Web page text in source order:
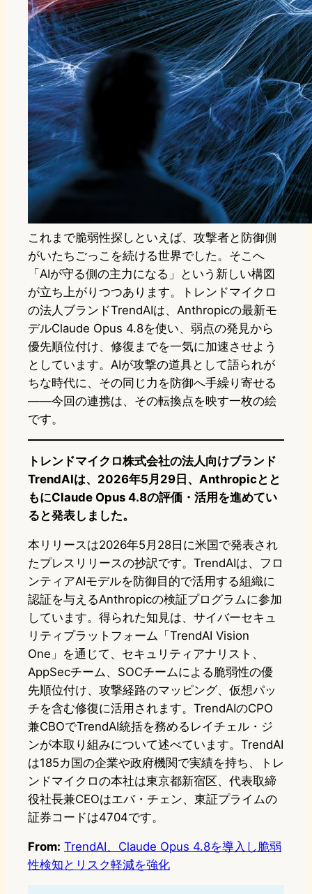
これまで脆弱性探しといえば、攻撃者と防御側
がいたちごっこを続ける世界でした。そこへ
「AIが守る側の主力になる」という新しい構図
が立ち上がりつつあります。トレンドマイクロ
の法人ブランドTrendAIは、Anthropicの最新モ
デルClaude Opus 4.8を使い、弱点の発見から
優先順位付け、修復までを一気に加速させよう
としています。AIが攻撃の道具として語られが
ちな時代に、その同じ力を防御へ手繰り寄せる
——今回の連携は、その転換点を映す一枚の絵
です。
トレンドマイクロ株式会社の法人向けブランド
TrendAIは、2026年5月29日、Anthropicとと
もにClaude Opus 4.8の評価・活用を進めてい
ると発表しました。
本リリースは2026年5月28日に米国で発表され
たプレスリリースの抄訳です。TrendAIは、フロ
ンティアAIモデルを防御目的で活用する組織に
認証を与えるAnthropicの検証プログラムに参加
しています。得られた知見は、サイバーセキュ
リティプラットフォーム「TrendAI Vision
One」を通じて、セキュリティアナリスト、
AppSecチーム、SOCチームによる脆弱性の優
先順位付け、攻撃経路のマッピング、仮想パッ
チを含む修復に活用されます。TrendAIのCPO
兼CBOでTrendAI統括を務めるレイチェル・ジ
ンが本取り組みについて述べています。TrendAI
は185カ国の企業や政府機関で実績を持ち、トレ
ンドマイクロの本社は東京都新宿区、代表取締
役社長兼CEOはエバ・チェン、東証プライムの
証券コードは4704です。
From: TrendAI、Claude Opus 4.8を導入し脆弱
性検知とリスク軽減を強化